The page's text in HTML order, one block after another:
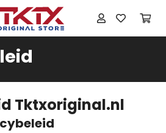
Tktxoriginal.nl